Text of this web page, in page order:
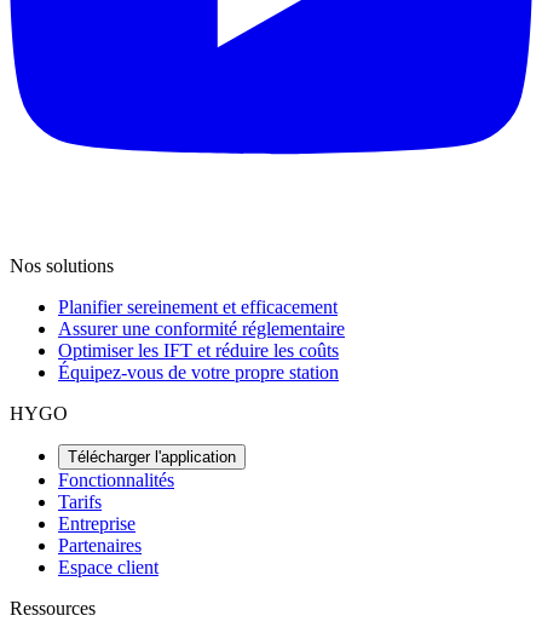
Nos solutions
Planifier sereinement et efficacement
Assurer une conformité réglementaire
Optimiser les IFT et réduire les coûts
Équipez-vous de votre propre station
HYGO
Télécharger l'application
Fonctionnalités
Tarifs
Entreprise
Partenaires
Espace client
Ressources